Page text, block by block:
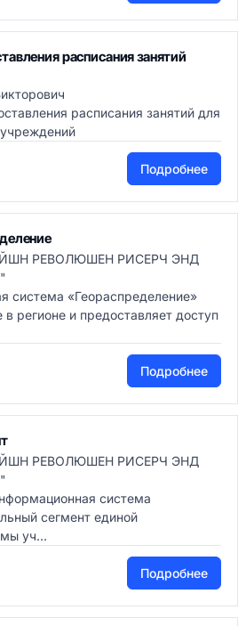
расписания занятий
расписания занятий для
Подробнее
РЕВОЛЮШЕН РИСЕРЧ ЭНД
система «Геораспределение»
регионе и предоставляет доступ
Подробнее
РЕВОЛЮШЕН РИСЕРЧ ЭНД
система
сегмент единой
уч...
Подробнее